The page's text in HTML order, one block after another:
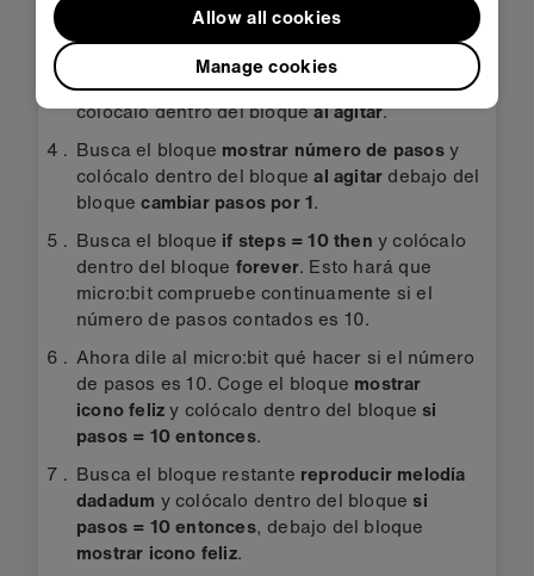
programa, el valor inicial de la variable steps
sea 0.
Busca el bloquecambiar pasos por 1y
colócalo dentro del bloqueal agitar.
Busca el bloque mostrar número de pasosy
colócalo dentro del bloqueal agitar debajo del
bloquecambiar pasos por 1.
Busca el bloque if steps = 10then y colócalo
dentro del bloque forever. Esto hará que
micro:bit compruebe continuamente si el
número de pasos contados es 10.
Ahora dile al micro:bit qué hacer si el número
de pasos es 10. Coge el bloque mostrar
iconofelizy colócalo dentro del bloque si
pasos = 10entonces.
Busca el bloque restante reproducir melodía
dadadum y colócalo dentro del bloque si
pasos = 10 entonces, debajo del bloque
mostrar icono feliz.
Manage cookies
Allow all cookies